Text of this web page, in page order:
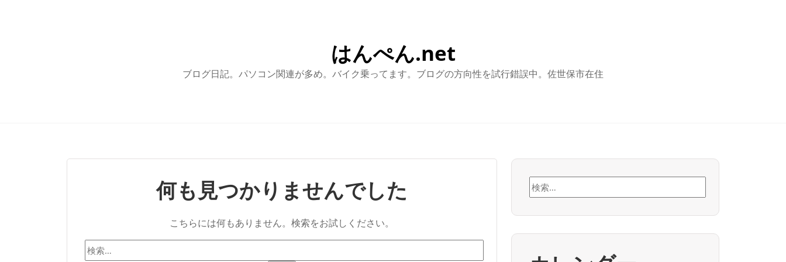
はんぺん.net
ブログ日記。パソコン関連が多め。バイク乗ってます。ブログの方向性を試行錯誤中。佐世保市在住
何も見つかりませんでした
こちらには何もありません。検索をお試しください。
検
索: